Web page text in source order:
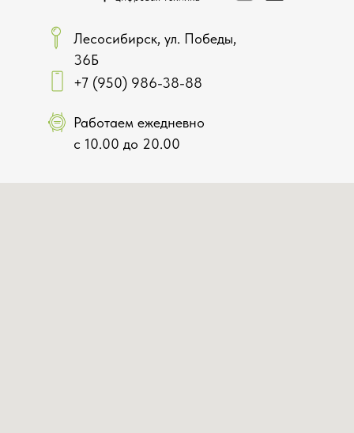
Лесосибирск, ул. Победы,
36Б
+7 (950) 986-38-88
Работаем ежедневно
с 10.00 до 20.00